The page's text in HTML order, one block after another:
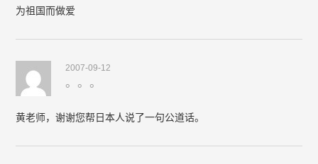
为祖国而做爱
2007-09-12
。。。
黄老师，谢谢您帮日本人说了一句公道话。